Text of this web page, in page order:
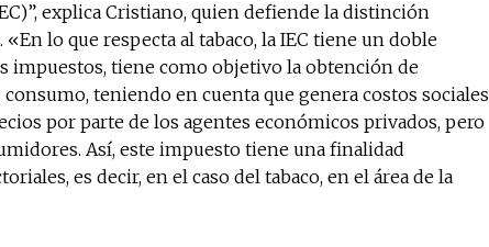
explica Cristiano, quien defiende la distinción
lo que respecta al tabaco, la IEC tiene un doble
impuestos, tiene como objetivo la obtención de
teniendo en cuenta que genera costos sociales
por parte de los agentes económicos privados, pero
Así, este impuesto tiene una finalidad
es decir, en el caso del tabaco, en el área de la